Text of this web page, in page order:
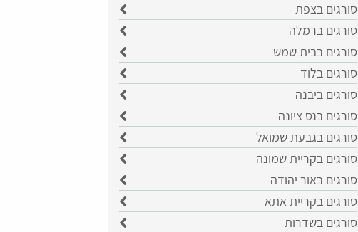
סורגים בצפת
סורגים ברמלה
סורגים בבית שמש
סורגים בלוד
סורגים ביבנה
סורגים בנס ציונה
סורגים בגבעת שמואל
סורגים בקריית שמונה
סורגים באור יהודה
סורגים בקריית אתא
סורגים בשדרות